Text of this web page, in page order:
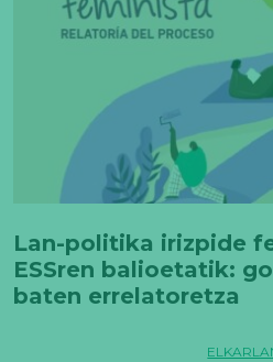
Lan-politika irizpide
ESSren balioetatik:
baten errelatoretza